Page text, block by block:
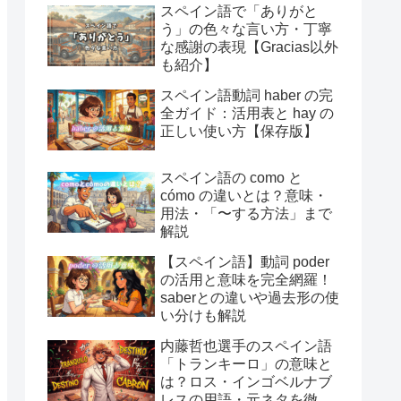
スペイン語で「ありがと
う」の色々な言い方・丁寧
な感謝の表現【Gracias以外
も紹介】
スペイン語動詞 haber の完
全ガイド：活用表と hay の
正しい使い方【保存版】
スペイン語の como と
cómo の違いとは？意味・
用法・「〜する方法」まで
解説
【スペイン語】動詞 poder
の活用と意味を完全網羅！
saberとの違いや過去形の使
い分けも解説
内藤哲也選手のスペイン語
「トランキーロ」の意味と
は？ロス・インゴベルナブ